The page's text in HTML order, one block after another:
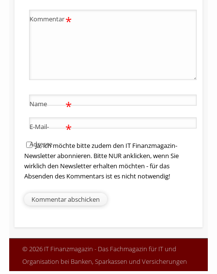
Kommentar*
Name *
E-Mail-
Adresse
*
Ja, ich möchte bitte zudem den IT Finanzmagazin-
Newsletter abonnieren. Bitte NUR anklicken, wenn Sie
wirklich den Newsletter erhalten möchten - für das
Absenden des Kommentars ist es nicht notwendig!
© 2026 IT Finanzmagazin - Das Fachmagazin für IT und
Organisation bei Banken, Sparkassen und Versicherungen